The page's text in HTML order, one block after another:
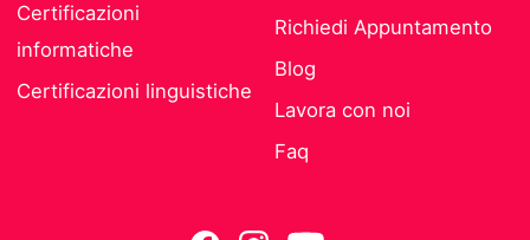
Certificazioni
informatiche
Certificazioni linguistiche
Richiedi Appuntamento
Blog
Lavora con noi
Faq